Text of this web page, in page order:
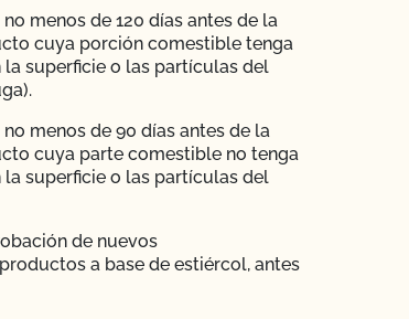
menos de 120 días antes de la
cuya porción comestible tenga
superficie o las partículas del
menos de 90 días antes de la
cuya parte comestible no tenga
superficie o las partículas del
de nuevos
a base de estiércol, antes